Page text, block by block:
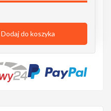
Dodaj do koszyka